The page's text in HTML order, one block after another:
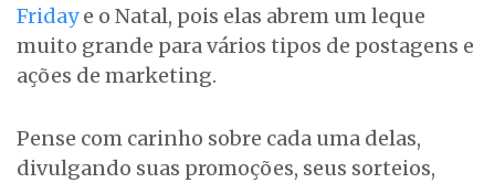
Fridaye o Natal, pois elas abrem um leque
muito grande para vários tipos de postagens e
ações de marketing.
Pense com carinho sobre cada uma delas,
divulgando suas promoções, seus sorteios,